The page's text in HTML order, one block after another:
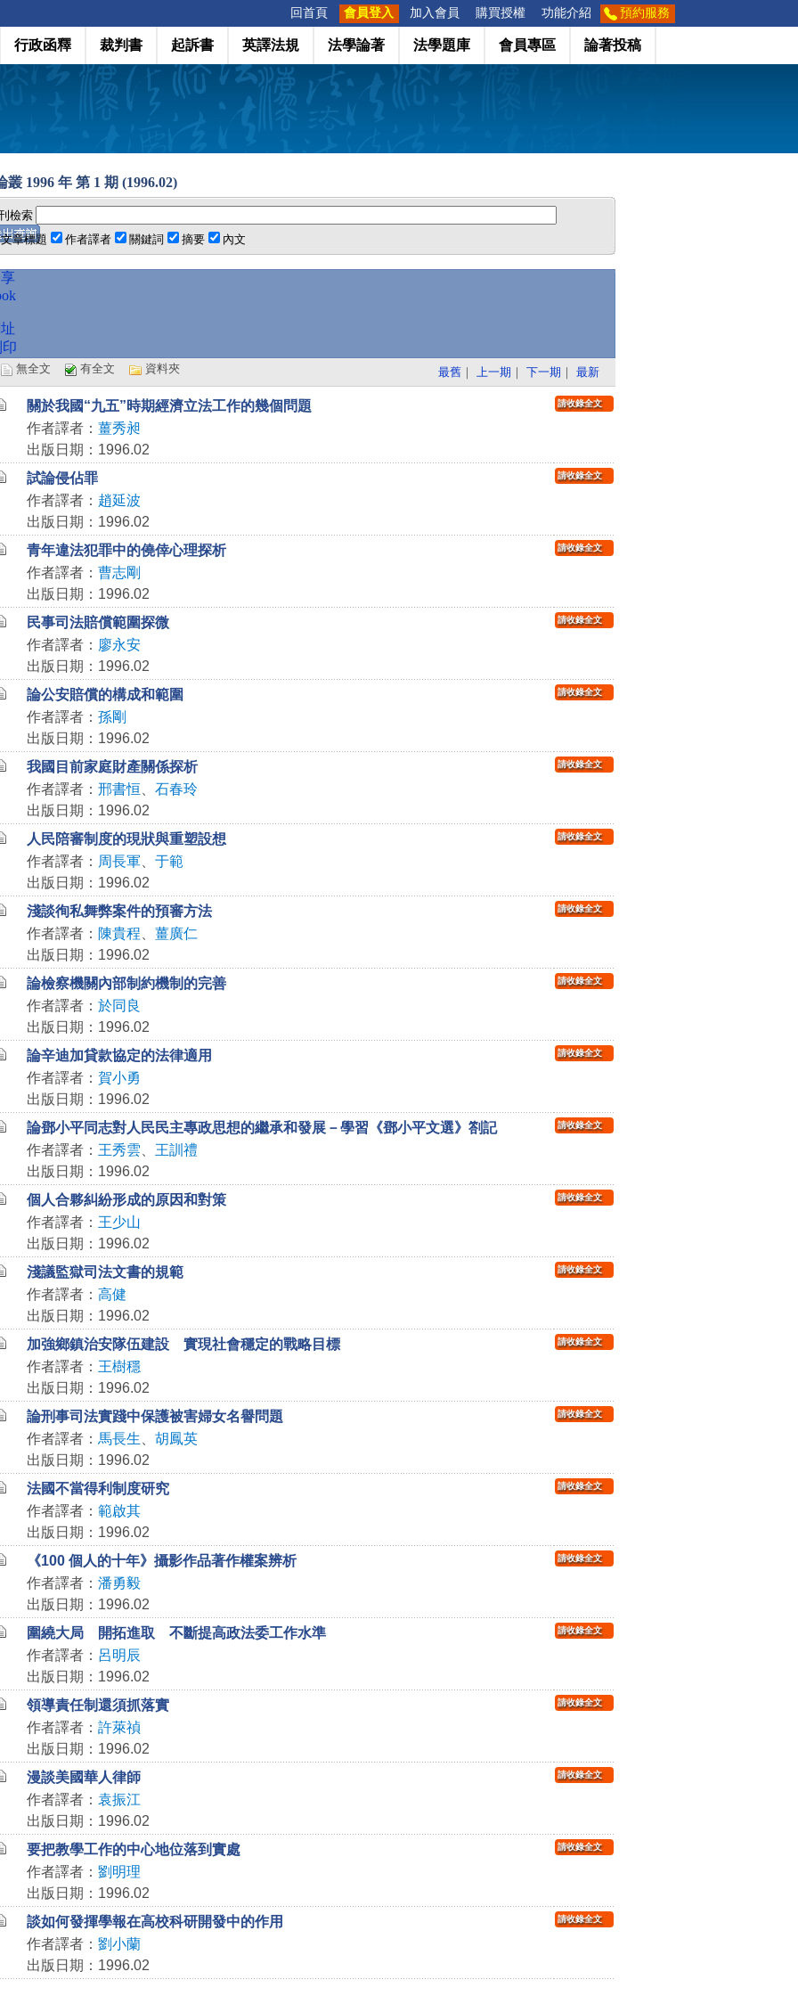
回首頁 會員登入 加入會員 購買授權 功能介紹 預約服務
行政函釋 裁判書 起訴書 英譯法規 法學論著 法學題庫 會員專區 論著投稿
叢 1996 年 第 1 期 (1996.02)
檢索
文章標題
作者譯者 關鍵詞 摘要 內文
無全文 有全文 資料夾 最舊 ｜ 上一期 ｜ 下一期 ｜ 最新
關於我國“九五”時期經濟立法工作的幾個問題
作者譯者： 薑秀昶
出版日期：1996.02
請收錄全文
試論侵佔罪
作者譯者： 趙延波
出版日期：1996.02
請收錄全文
青年違法犯罪中的僥倖心理探析
作者譯者： 曹志剛
出版日期：1996.02
請收錄全文
民事司法賠償範圍探微
作者譯者： 廖永安
出版日期：1996.02
請收錄全文
論公安賠償的構成和範圍
作者譯者： 孫剛
出版日期：1996.02
請收錄全文
我國目前家庭財產關係探析
作者譯者： 邢書恒
石春玲
出版日期：1996.02
請收錄全文
人民陪審制度的現狀與重塑設想
作者譯者： 周長軍、 于範
出版日期：1996.02
請收錄全文
淺談徇私舞弊案件的預審方法
作者譯者： 陳貴程
薑廣仁
出版日期：1996.02
請收錄全文
論檢察機關內部制約機制的完善
作者譯者： 於同良
出版日期：1996.02
請收錄全文
論辛迪加貸款協定的法律適用
作者譯者： 賀小勇
出版日期：1996.02
請收錄全文
論鄧小平同志對人民民主專政思想的繼承和發展－學習《鄧小平文選》劄記
作者譯者： 王秀雲
王訓禮
出版日期：1996.02
請收錄全文
個人合夥糾紛形成的原因和對策
作者譯者： 王少山
出版日期：1996.02
請收錄全文
淺議監獄司法文書的規範
作者譯者： 高健
出版日期：1996.02
請收錄全文
加強鄉鎮治安隊伍建設 實現社會穩定的戰略目標
作者譯者： 王樹穩
出版日期：1996.02
請收錄全文
論刑事司法實踐中保護被害婦女名譽問題
作者譯者： 馬長生
胡鳳英
出版日期：1996.02
請收錄全文
法國不當得利制度研究
作者譯者： 範啟其
出版日期：1996.02
請收錄全文
《100 個人的十年》攝影作品著作權案辨析
作者譯者： 潘勇毅
出版日期：1996.02
請收錄全文
圍繞大局 開拓進取 不斷提高政法委工作水準
作者譯者： 呂明辰
出版日期：1996.02
請收錄全文
領導責任制還須抓落實
作者譯者： 許萊禎
出版日期：1996.02
請收錄全文
漫談美國華人律師
作者譯者： 袁振江
出版日期：1996.02
請收錄全文
要把教學工作的中心地位落到實處
作者譯者： 劉明理
出版日期：1996.02
請收錄全文
談如何發揮學報在高校科研開發中的作用
作者譯者： 劉小蘭
出版日期：1996.02
請收錄全文